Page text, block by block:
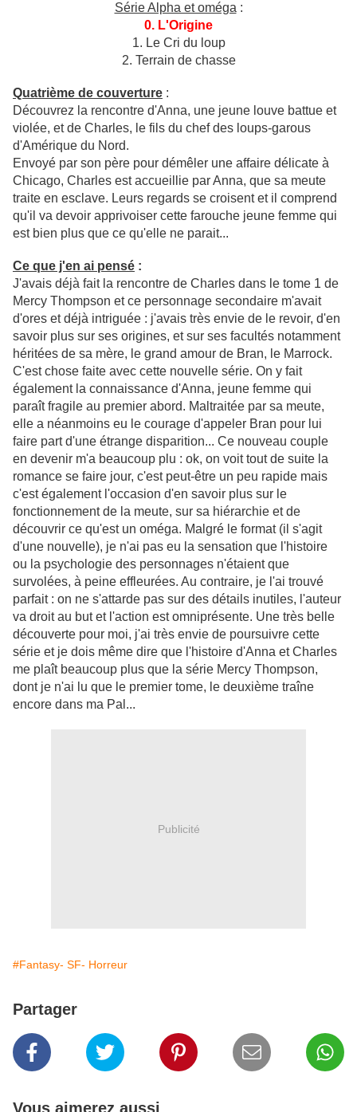
Série Alpha et oméga :
0. L'Origine
1. Le Cri du loup
2. Terrain de chasse
Quatrième de couverture :
Découvrez la rencontre d'Anna, une jeune louve battue et
violée, et de Charles, le fils du chef des loups-garous
d'Amérique du Nord.
Envoyé par son père pour démêler une affaire délicate à
Chicago, Charles est accueillie par Anna, que sa meute
traite en esclave. Leurs regards se croisent et il comprend
qu'il va devoir apprivoiser cette farouche jeune femme qui
est bien plus que ce qu'elle ne parait...
Ce que j'en ai pensé :
J'avais déjà fait la rencontre de Charles dans le tome 1 de
Mercy Thompson et ce personnage secondaire m'avait
d'ores et déjà intriguée : j'avais très envie de le revoir, d'en
savoir plus sur ses origines, et sur ses facultés notamment
héritées de sa mère, le grand amour de Bran, le Marrock.
C'est chose faite avec cette nouvelle série. On y fait
également la connaissance d'Anna, jeune femme qui
paraît fragile au premier abord. Maltraitée par sa meute,
elle a néanmoins eu le courage d'appeler Bran pour lui
faire part d'une étrange disparition... Ce nouveau couple
en devenir m'a beaucoup plu : ok, on voit tout de suite la
romance se faire jour, c'est peut-être un peu rapide mais
c'est également l'occasion d'en savoir plus sur le
fonctionnement de la meute, sur sa hiérarchie et de
découvrir ce qu'est un oméga. Malgré le format (il s'agit
d'une nouvelle), je n'ai pas eu la sensation que l'histoire
ou la psychologie des personnages n'étaient que
survolées, à peine effleurées. Au contraire, je l'ai trouvé
parfait : on ne s'attarde pas sur des détails inutiles, l'auteur
va droit au but et l'action est omniprésente. Une très belle
découverte pour moi, j'ai très envie de poursuivre cette
série et je dois même dire que l'histoire d'Anna et Charles
me plaît beaucoup plus que la série Mercy Thompson,
dont je n'ai lu que le premier tome, le deuxième traîne
encore dans ma Pal...
Publicité
#Fantasy- SF- Horreur
Partager
Vous aimerez aussi